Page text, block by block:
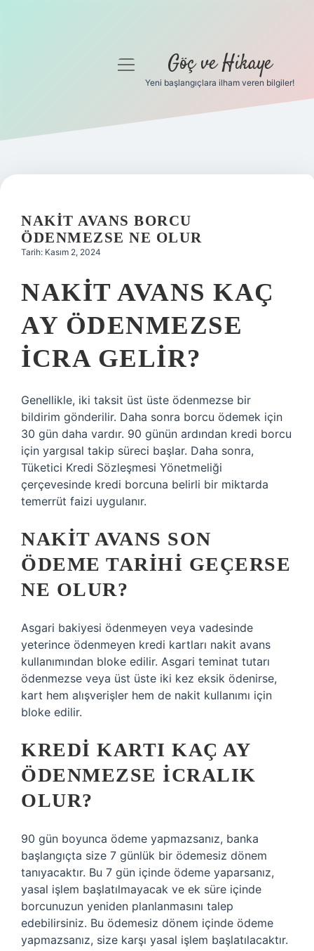
Gizlilik Politikası
Yasal Uyarı
menüyü
Göç ve Hikaye
Yeni başlangıçlara ilham veren bilgiler!
NAKIT AVANS BORCU
ÖDENMEZSE NE OLUR
Tarih: Kasım 2, 2024
NAKIT AVANS KAÇ
AY ÖDENMEZSE
ICRA GELIR?
Genellikle, iki taksit üst üste ödenmezse bir
bildirim gönderilir. Daha sonra borcu ödemek için
30 gün daha vardır. 90 günün ardından kredi borcu
için yargısal takip süreci başlar. Daha sonra,
Tüketici Kredi Sözleşmesi Yönetmeliği
çerçevesinde kredi borcuna belirli bir miktarda
temerrüt faizi uygulanır.
NAKIT AVANS SON
ÖDEME TARIHI GEÇERSE
NE OLUR?
Asgari bakiyesi ödenmeyen veya vadesinde
yeterince ödenmeyen kredi kartları nakit avans
kullanımından bloke edilir. Asgari teminat tutarı
ödenmezse veya üst üste iki kez eksik ödenirse,
kart hem alışverişler hem de nakit kullanımı için
bloke edilir.
KREDI KARTI KAÇ AY
ÖDENMEZSE ICRALIK
OLUR?
90 gün boyunca ödeme yapmazsanız, banka
başlangıçta size 7 günlük bir ödemesiz dönem
tanıyacaktır. Bu 7 gün içinde ödeme yaparsanız,
yasal işlem başlatılmayacak ve ek süre içinde
borcunuzun yeniden planlanmasını talep
edebilirsiniz. Bu ödemesiz dönem içinde ödeme
yapmazsanız, size karşı yasal işlem başlatılacaktır.